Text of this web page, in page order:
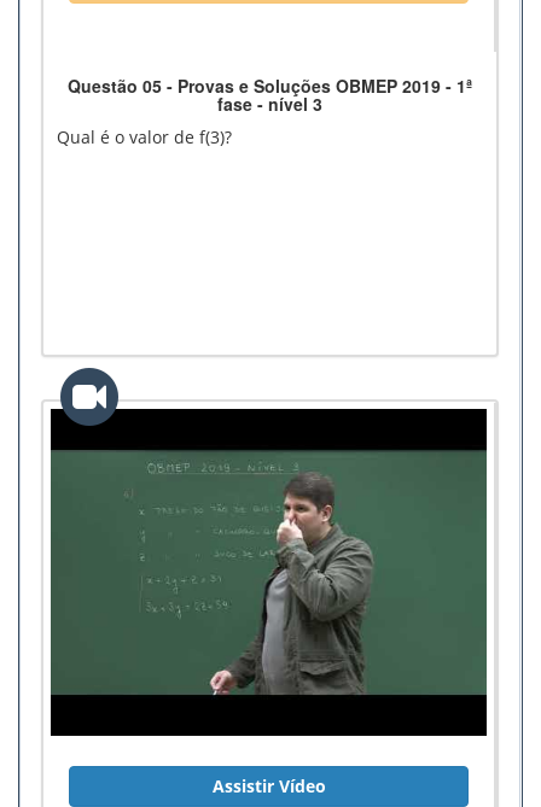
Questão 05 - Provas e Soluções OBMEP 2019 - 1ª
fase - nível 3
Qual é o valor de f(3)?
Assistir Vídeo